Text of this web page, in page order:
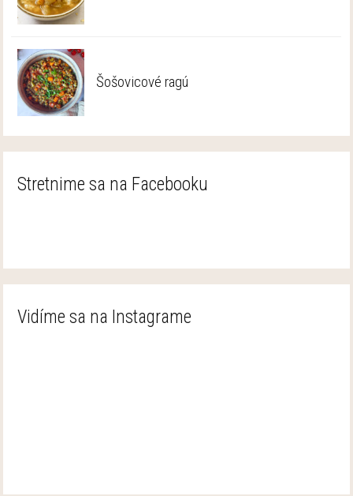
Šošovicové ragú
Stretnime sa na Facebooku
Vidíme sa na Instagrame